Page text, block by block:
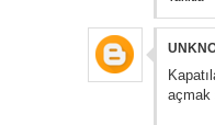
açmak